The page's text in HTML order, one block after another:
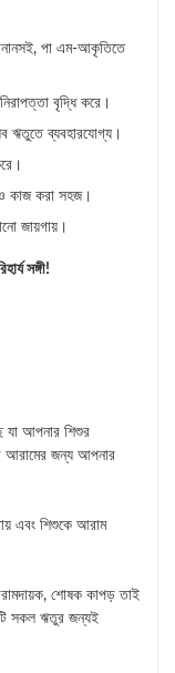
পা এম-আকৃতিতে
বৃদ্ধি করে।
ঋতুতে ব্যবহারযোগ্য।
কাজ করা সহজ।
জায়গায়।
সঙ্গী!
যা আপনার শিশুর
আরামের জন্য আপনার
এবং শিশুকে আরাম
শোষক কাপড় তাই
সকল ঋতুর জন্যই